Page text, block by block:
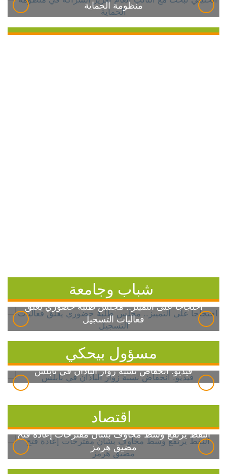
منظومة الحماية
شباب وجامعة
احتجاجاً على التمييز.. مجلس طلبة خضوري يعلق
فعاليات التسجيل
مسؤول بيحكي
فيديو: انخفاض نسبة زوار الباذان في نابلس
اقتصاد
النفط يرتفع وسط مخاوف بشأن مقترحات إعادة فتح
مضيق هرمز